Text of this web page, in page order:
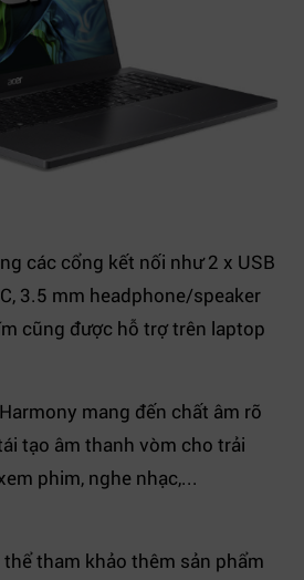
các cổng kết nối như 2 x USB
3.5 mm headphone/speaker
cũng được hỗ trợ trên laptop
mang đến chất âm rõ
tạo âm thanh vòm cho trải
phim, nghe nhạc,...
tham khảo thêm sản phẩm